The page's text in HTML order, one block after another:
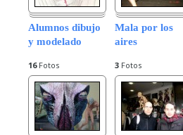
Alumnos dibujo
y modelado
16Fotos
Mala por los
aires
3 Fotos